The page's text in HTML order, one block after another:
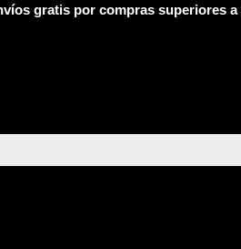
gratis por compras superiores a